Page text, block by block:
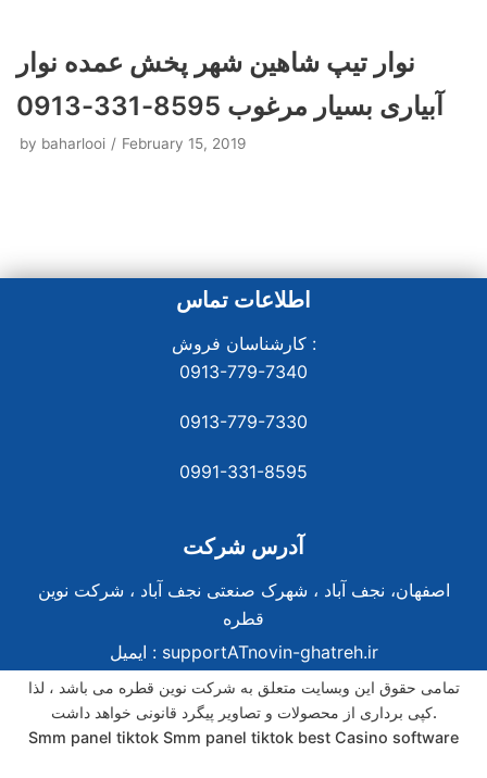
نوار تیپ شاهین شهر پخش عمده نوار
آبیاری بسیار مرغوب 8595-331-0913
by baharlooi February 15, 2019
اطلاعات تماس
کارشناسان فروش :
0913-779-7340
0913-779-7330
0991-331-8595
آدرس شرکت
اصفهان، نجف آباد ، شهرک صنعتی نجف آباد ، شرکت نوین
قطره
ایمیل : supportATnovin-ghatreh.ir
تمامی حقوق این وبسایت متعلق به شرکت نوین قطره می باشد ، لذا
کپی برداری از محصولات و تصاویر پیگرد قانونی خواهد داشت.
Smm panel tiktok Smm panel tiktok best Casino software